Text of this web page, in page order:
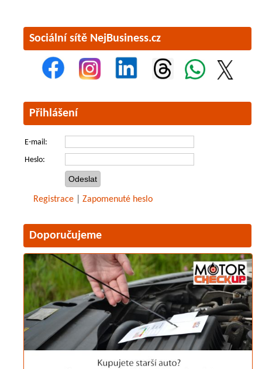
Sociální sítě NejBusiness.cz
Přihlášení
E-mail:
Heslo:
Registrace Zapomenuté heslo
Doporučujeme